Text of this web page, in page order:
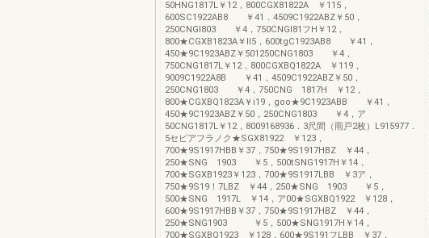
50HNG1817L￥12，800CGX81822A ￥115，
600SC1922AB8 ￥41．4509C1922ABZ￥50，
250CNGl803 ￥4，750CNGI81フH￥12，
800★CGXB1823A￥ll5，600tgC1923AB8 ￥41，
450★9C1923ABZ￥501250CNG1803 ￥4，
750CNG1817L￥12，800CGXBQ1822A ￥119，
9009C1922A8B ￥41，4509C1922ABZ￥50，
250CNG1803 ￥4，750CNG 1817H ￥12，
800★CGXBQ1823A￥i19，goo★9C1923ABB ￥41，
450★9C1923ABZ￥50，250CNG1803 ￥4，ア
50CNG1817L￥12，8009168936．3尺間（雨戸2枚）L915977．
5セビアフラノク★SGX81922 ￥123，
700★9S1917HBB￥37，750★9S1917HBZ ￥44，
250★SNG 1903 ￥5，500tSNG1917H￥14，
700★SGXB1923￥123，700★9S1917LBB ￥3ア，
750★9S19！7LBZ ￥44，250★SNG 1903 ￥5，
500★SNG 1917L ￥14，ア00★SGXBQ1922 ￥128，
600★9S1917HBB￥37，750★9S1917HBZ ￥44，
250★SNG1903 ￥5，500★SNG1917H￥14，
700★SGXBQ1923 ￥128，600★9S191フLBB ￥37，